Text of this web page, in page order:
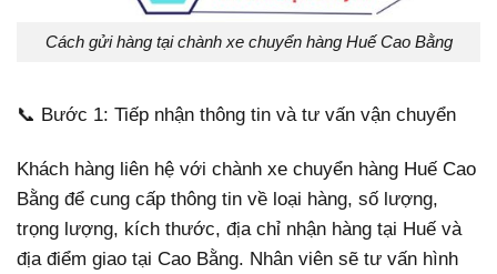
Cách gửi hàng tại chành xe chuyển hàng Huế Cao Bằng
📞 Bước 1: Tiếp nhận thông tin và tư vấn vận chuyển
Khách hàng liên hệ với chành xe chuyển hàng Huế Cao
Bằng để cung cấp thông tin về loại hàng, số lượng,
trọng lượng, kích thước, địa chỉ nhận hàng tại Huế và
địa điểm giao tại Cao Bằng. Nhân viên sẽ tư vấn hình